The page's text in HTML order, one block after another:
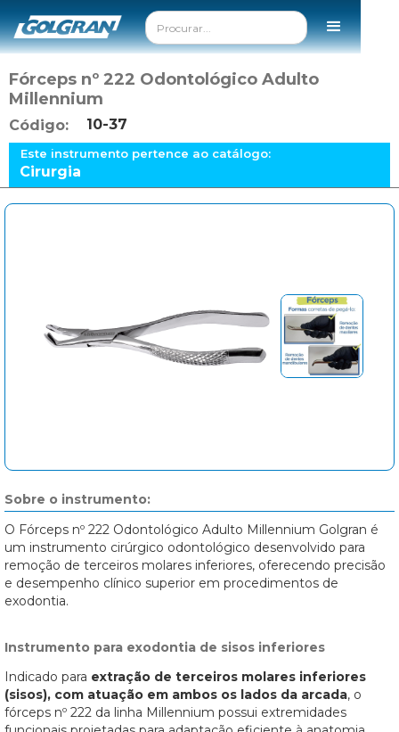
Fórceps nº 222 Odontológico Adulto
Millennium
Código: 10-37
Este instrumento pertence ao catálogo:
Cirurgia
Sobre o instrumento:
O Fórceps nº 222 Odontológico Adulto Millennium Golgran é
um instrumento cirúrgico odontológico desenvolvido para
remoção de terceiros molares inferiores, oferecendo precisão
e desempenho clínico superior em procedimentos de
exodontia.
Instrumento para exodontia de sisos inferiores
Indicado para extração de terceiros molares inferiores
(sisos), com atuação em ambos os lados da arcada, o
fórceps nº 222 da linha Millennium possui extremidades